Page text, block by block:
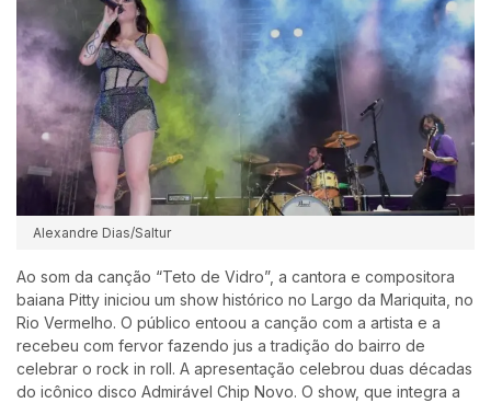
Alexandre Dias/Saltur
Ao som da canção “Teto de Vidro”, a cantora e compositora
baiana Pitty iniciou um show histórico no Largo da Mariquita, no
Rio Vermelho. O público entoou a canção com a artista e a
recebeu com fervor fazendo jus a tradição do bairro de
celebrar o rock in roll. A apresentação celebrou duas décadas
do icônico disco Admirável Chip Novo. O show, que integra a